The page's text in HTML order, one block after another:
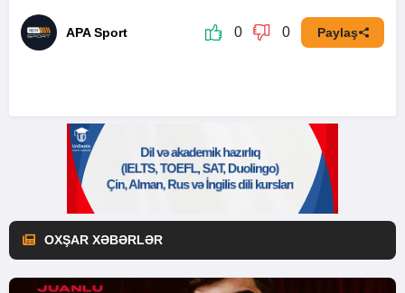
APA Sport 0 0 Paylaş
OXŞAR XƏBƏRLƏR